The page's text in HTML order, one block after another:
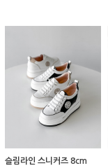
슬림라인 스니커즈 8cm